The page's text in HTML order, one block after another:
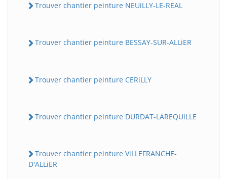
Trouver chantier peinture NEUiLLY-LE-REAL
Trouver chantier peinture BESSAY-SUR-ALLiER
Trouver chantier peinture CERiLLY
Trouver chantier peinture DURDAT-LAREQUiLLE
Trouver chantier peinture ViLLEFRANCHE-
D'ALLiER